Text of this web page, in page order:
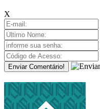
X
Enviar Comentário!